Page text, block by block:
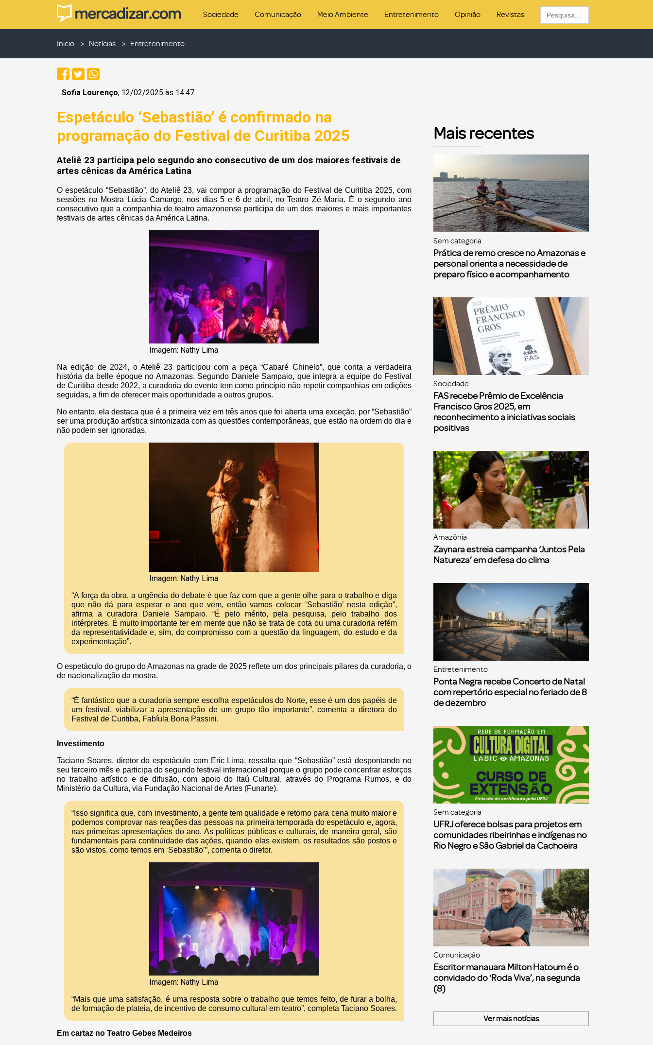
Sociedade Comunicação Meio Ambiente Entretenimento Opinião Revistas
Search
for:
Inicio Notícias Entretenimento
Sofia Lourenço; 12/02/2025 às 14:47
Espetáculo ‘Sebastião’ é confirmado na
programação do Festival de Curitiba 2025
Ateliê 23 participa pelo segundo ano consecutivo de um dos maiores festivais de
artes cênicas da América Latina
O espetáculo “Sebastião”, do Ateliê 23, vai compor a programação do Festival de Curitiba 2025, com
sessões na Mostra Lúcia Camargo, nos dias 5 e 6 de abril, no Teatro Zé Maria. É o segundo ano
consecutivo que a companhia de teatro amazonense participa de um dos maiores e mais importantes
festivais de artes cênicas da América Latina.
Imagem: Nathy Lima
Na edição de 2024, o Ateliê 23 participou com a peça “Cabaré Chinelo”, que conta a verdadeira
história da belle époque no Amazonas. Segundo Daniele Sampaio, que integra a equipe do Festival
de Curitiba desde 2022, a curadoria do evento tem como princípio não repetir companhias em edições
seguidas, a fim de oferecer mais oportunidade a outros grupos.
No entanto, ela destaca que é a primeira vez em três anos que foi aberta uma exceção, por “Sebastião”
ser uma produção artística sintonizada com as questões contemporâneas, que estão na ordem do dia e
não podem ser ignoradas.
Imagem: Nathy Lima
“A força da obra, a urgência do debate é que faz com que a gente olhe para o trabalho e diga
que não dá para esperar o ano que vem, então vamos colocar ‘Sebastião’ nesta edição”,
afirma a curadora Daniele Sampaio. “É pelo mérito, pela pesquisa, pelo trabalho dos
intérpretes. É muito importante ter em mente que não se trata de cota ou uma curadoria refém
da representatividade e, sim, do compromisso com a questão da linguagem, do estudo e da
experimentação”.
O espetáculo do grupo do Amazonas na grade de 2025 reflete um dos principais pilares da curadoria, o
de nacionalização da mostra.
“É fantástico que a curadoria sempre escolha espetáculos do Norte, esse é um dos papéis de
um festival, viabilizar a apresentação de um grupo tão importante”, comenta a diretora do
Festival de Curitiba, Fabíula Bona Passini.
Investimento
Taciano Soares, diretor do espetáculo com Eric Lima, ressalta que “Sebastião” está despontando no
seu terceiro mês e participa do segundo festival internacional porque o grupo pode concentrar esforços
no trabalho artístico e de difusão, com apoio do Itaú Cultural, através do Programa Rumos, e do
Ministério da Cultura, via Fundação Nacional de Artes (Funarte).
“Isso significa que, com investimento, a gente tem qualidade e retorno para cena muito maior e
podemos comprovar nas reações das pessoas na primeira temporada do espetáculo e, agora,
nas primeiras apresentações do ano. As políticas públicas e culturais, de maneira geral, são
fundamentais para continuidade das ações, quando elas existem, os resultados são postos e
são vistos, como temos em ‘Sebastião’”, comenta o diretor.
Imagem: Nathy Lima
“Mais que uma satisfação, é uma resposta sobre o trabalho que temos feito, de furar a bolha,
de formação de plateia, de incentivo de consumo cultural em teatro”, completa Taciano Soares.
Em cartaz no Teatro Gebes Medeiros
Mais recentes
Sem categoria
Prática de remo cresce no Amazonas e
personal orienta a necessidade de
preparo físico e acompanhamento
Sociedade
FAS recebe Prêmio de Excelência
Francisco Gros 2025, em
reconhecimento a iniciativas sociais
positivas
Amazônia
Zaynara estreia campanha ‘Juntos Pela
Natureza’ em defesa do clima
Entretenimento
Ponta Negra recebe Concerto de Natal
com repertório especial no feriado de 8
de dezembro
Sem categoria
UFRJ oferece bolsas para projetos em
comunidades ribeirinhas e indígenas no
Rio Negro e São Gabriel da Cachoeira
Comunicação
Escritor manauara Milton Hatoum é o
convidado do ‘Roda Viva’, na segunda
(8)
Ver mais notícias